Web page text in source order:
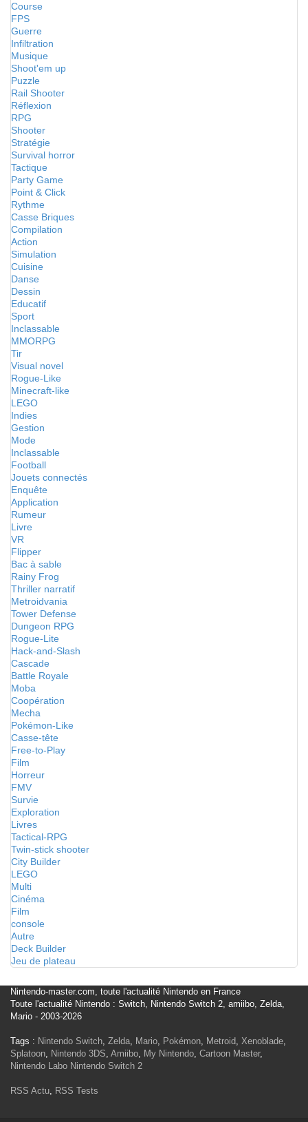
Course
FPS
Guerre
Infiltration
Musique
Shoot'em up
Puzzle
Rail Shooter
Réflexion
RPG
Shooter
Stratégie
Survival horror
Tactique
Party Game
Point & Click
Rythme
Casse Briques
Compilation
Action
Simulation
Cuisine
Danse
Dessin
Educatif
Sport
Inclassable
MMORPG
Tir
Visual novel
Rogue-Like
Minecraft-like
LEGO
Indies
Gestion
Mode
Inclassable
Football
Jouets connectés
Enquête
Application
Rumeur
Livre
VR
Flipper
Bac à sable
Rainy Frog
Thriller narratif
Metroidvania
Tower Defense
Dungeon RPG
Rogue-Lite
Hack-and-Slash
Cascade
Battle Royale
Moba
Coopération
Mecha
Pokémon-Like
Casse-tête
Free-to-Play
Film
Horreur
FMV
Survie
Exploration
Livres
Tactical-RPG
Twin-stick shooter
City Builder
LEGO
Multi
Cinéma
Film
console
Autre
Deck Builder
Jeu de plateau
Nintendo-master.com, toute l'actualité Nintendo en France
Toute l'actualité Nintendo : Switch, Nintendo Switch 2, amiibo, Zelda,
Mario - 2003-2026
Tags : Nintendo Switch, Zelda, Mario, Pokémon, Metroid, Xenoblade,
Splatoon, Nintendo 3DS, Amiibo, My Nintendo, Cartoon Master,
Nintendo Labo Nintendo Switch 2
RSS Actu, RSS Tests